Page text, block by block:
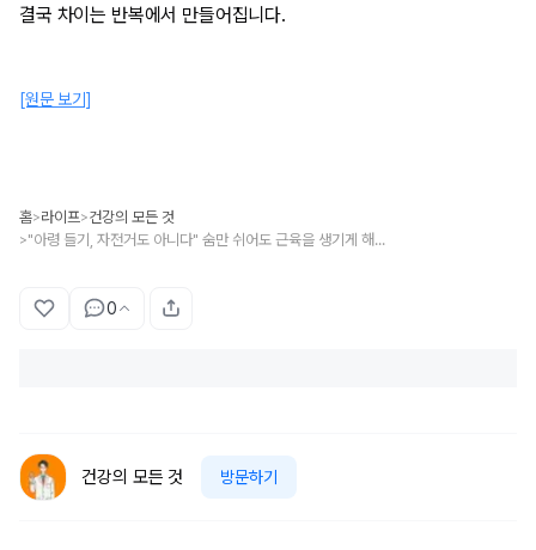
결국 차이는 반복에서 만들어집니다.
[원문 보기]
홈>라이프>건강의 모든 것
> "아령 들기, 자전거도 아니다" 숨만 쉬어도 근육을 생기게 해주는 1위 운동법
0
건강의 모든 것 방문하기